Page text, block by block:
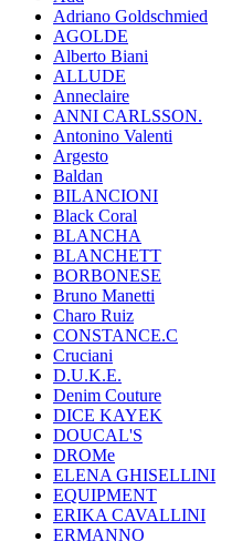
Adriano Goldschmied
AGOLDE
Alberto Biani
ALLUDE
Anneclaire
ANNI CARLSSON.
Antonino Valenti
Argesto
Baldan
BILANCIONI
Black Coral
BLANCHA
BLANCHETT
BORBONESE
Bruno Manetti
Charo Ruiz
CONSTANCE.C
Cruciani
D.U.K.E.
Denim Couture
DICE KAYEK
DOUCAL'S
DROMe
ELENA GHISELLINI
EQUIPMENT
ERIKA CAVALLINI
ERMANNO